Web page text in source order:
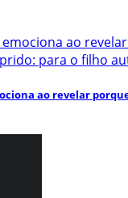
ao revelar